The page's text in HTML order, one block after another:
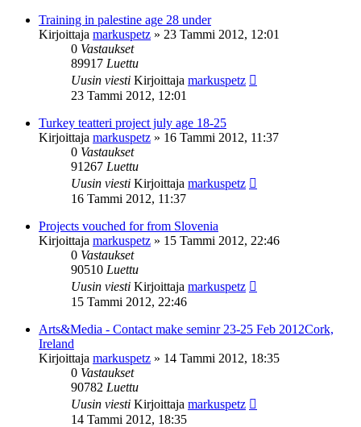
Training in palestine age 28 under
Kirjoittaja markuspetz » 23 Tammi 2012, 12:01
0 Vastaukset
89917 Luettu
Uusin viesti Kirjoittaja markuspetz
23 Tammi 2012, 12:01
Turkey teatteri project july age 18-25
Kirjoittaja markuspetz » 16 Tammi 2012, 11:37
0 Vastaukset
91267 Luettu
Uusin viesti Kirjoittaja markuspetz
16 Tammi 2012, 11:37
Projects vouched for from Slovenia
Kirjoittaja markuspetz » 15 Tammi 2012, 22:46
0 Vastaukset
90510 Luettu
Uusin viesti Kirjoittaja markuspetz
15 Tammi 2012, 22:46
Arts&Media - Contact make seminr 23-25 Feb 2012Cork,
Ireland
Kirjoittaja markuspetz » 14 Tammi 2012, 18:35
0 Vastaukset
90782 Luettu
Uusin viesti Kirjoittaja markuspetz
14 Tammi 2012, 18:35